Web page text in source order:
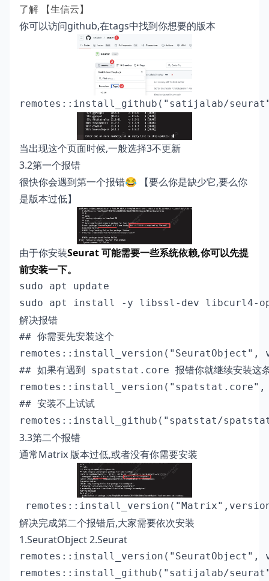
了解 【生信云】
你可以访问github,在tags中找到你想要的版本
remotes::install_github("satijalab/
当出现这个页面时候,一般选择3不更新
3.2第一个报错
很快你会遇到第一个报错😂 【要么你是缺少它,要么你
是版本过低】
由于你安装Seurat 可能需要一些系统依赖,你可以先提
前安装一下。
sudo apt update
sudo apt install -y libssl-dev libcurl4-
解决报错
## 你需要先安装这个
remotes::install_version("SeuratObject",
## 如果有遇到 spatstat.core 报错你就继续安装这
## 安装不上试试
remotes::install_github("spatstat/
3.3第二个报错
通常Matrix 版本过低,或者没有你需要安装
解决完成第二个报错后,大家需要依次安装
1.SeuratObject 2.Seurat
remotes::install_version("SeuratObject",
remotes::install_github("satijalab/